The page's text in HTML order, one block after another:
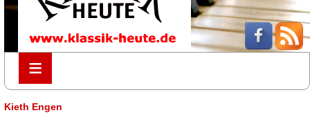
≡
≡
Kieth Engen